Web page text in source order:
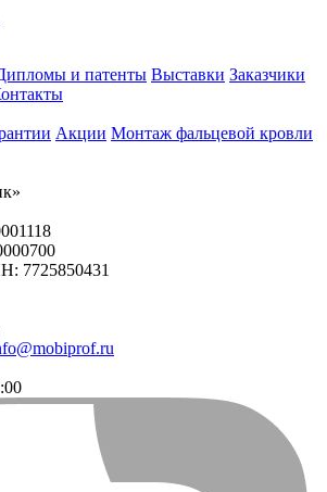
и патенты Выставки Заказчики
Акции Монтаж фальцевой кровли
7725850431